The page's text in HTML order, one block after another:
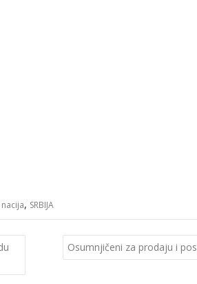
, SRBIJA
Osumnjičeni za prodaju i